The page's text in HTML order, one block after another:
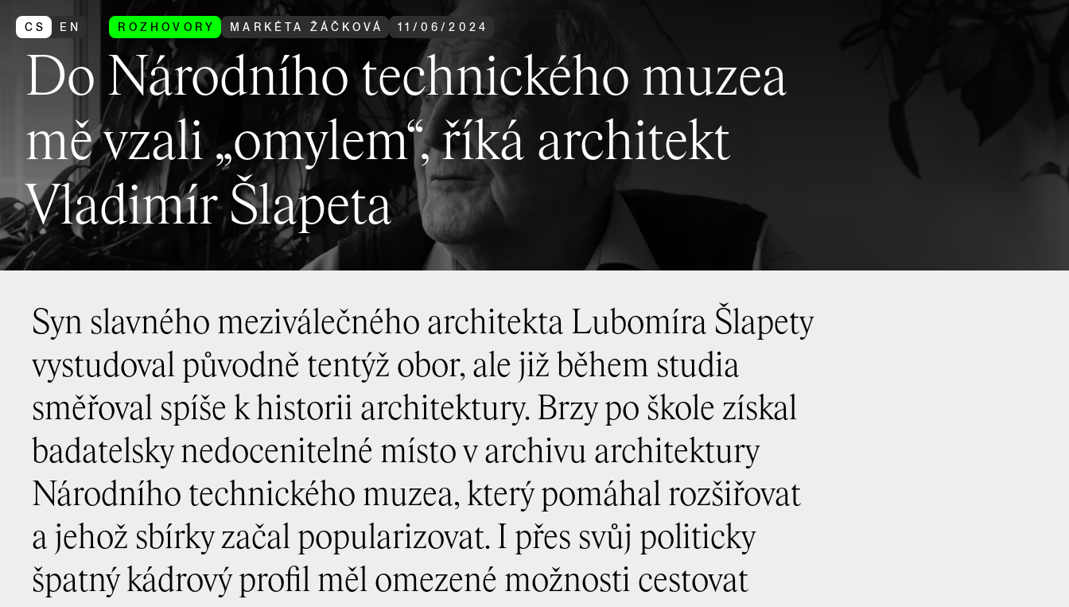
CS EN ROZHOVORY MARKÉTA ŽÁČKOVÁ 11 / 06/2024
Do Národního technického muzea
mě vzali „omylem“, říká architekt
Vladimír Šlapeta
Syn slavného meziválečného architekta Lubomíra Šlapety
vystudoval původně tentýž obor, ale již během studia
směřoval spíše k historii architektury. Brzy po škole získal
badatelsky nedocenitelné místo v archivu architektury
Národního technického muzea, který pomáhal rozšiřovat
a jehož sbírky začal popularizovat. I přes svůj politicky
špatný kádrový profil měl omezené možnosti cestovat